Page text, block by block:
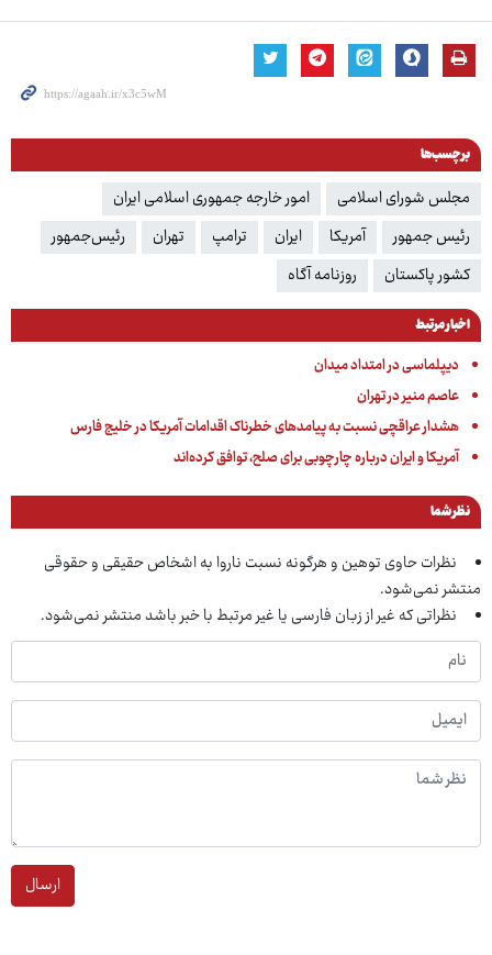
برچسب‌ها
مجلس شورای اسلامی
امور خارجه جمهوری اسلامی ایران
رئیس جمهور
آمریکا ایران ترامپ تهران
رئیس‌جمهور
کشور پاکستان
روزنامه آگاه
اخبار مرتبط
دیپلماسی در امتداد میدان
عاصم منیر در تهران
هشدار عراقچی نسبت به پیامدهای خطرناک اقدامات آمریکا در خلیج فارس
آمریکا و ایران درباره چارچوبی برای صلح، توافق کرده‌اند
نظر شما
نظرات حاوی توهین و هرگونه نسبت ناروا به اشخاص حقیقی و حقوقی
منتشر نمی‌شود.
نظراتی که غیر از زبان فارسی یا غیر مرتبط با خبر باشد منتشر نمی‌شود.
ارسال